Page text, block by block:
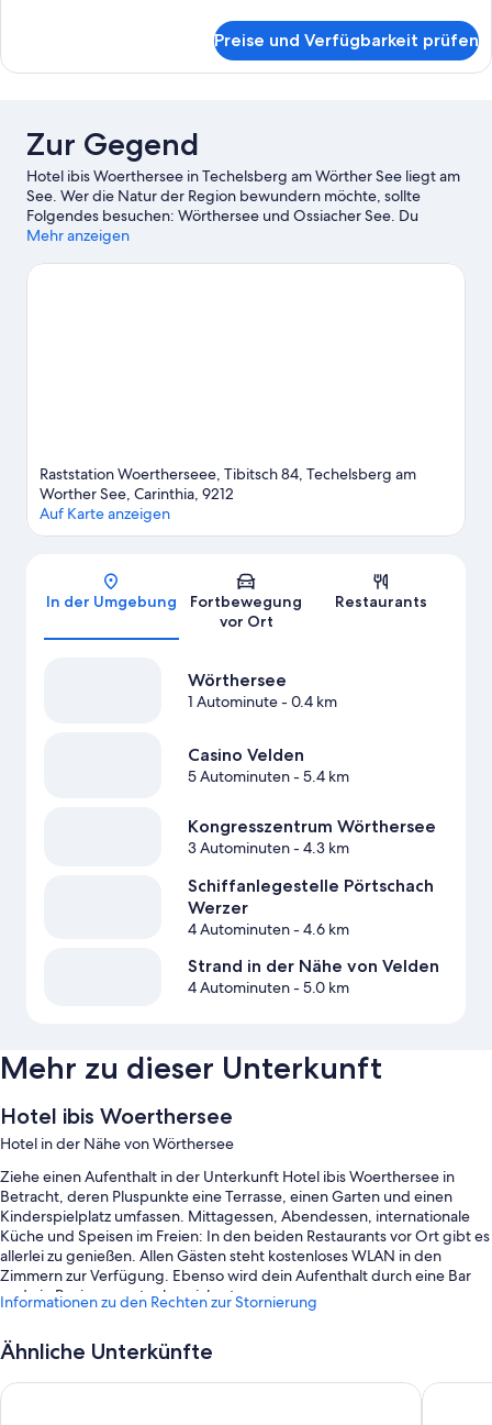
1
Preise und Verfügbarkeit prüfen
Zur Gegend
Hotel ibis Woerthersee in Techelsberg am Wörther See liegt am
See. Wer die Natur der Region bewundern möchte, sollte
Folgendes besuchen: Wörthersee und Ossiacher See. Du
möchtest deinen Aufenthalt in der Stadt mit dem Besuch eines
Dann schau doch einmal hier vorbei: Wörthersee Stadion oder
Mehr anzeigen
Raststation Woertherseee, Tibitsch 84, Techelsberg am
Worther See, Carinthia, 9212
Auf Karte anzeigen
In der Umgebung
Fortbewegung
vor Ort
Restaurants
Wörthersee
1 Autominute- 0.4 km
Casino Velden
5 Autominuten- 5.4 km
Kongresszentrum Wörthersee
3 Autominuten- 4.3 km
Schiffanlegestelle Pörtschach
Werzer
4 Autominuten- 4.6 km
Strand in der Nähe von Velden
4 Autominuten- 5.0 km
Mehr zu dieser Unterkunft
Hotel ibis Woerthersee
Hotel in der Nähe von Wörthersee
Ziehe einen Aufenthalt in der Unterkunft Hotel ibis Woerthersee in
Betracht, deren Pluspunkte eine Terrasse, einen Garten und einen
Kinderspielplatz umfassen. Mittagessen, Abendessen, internationale
Küche und Speisen im Freien: In den beiden Restaurants vor Ort gibt es
allerlei zu genießen. Allen Gästen steht kostenloses WLAN in den
Zimmern zur Verfügung. Ebenso wird dein Aufenthalt durch eine Bar
und ein Businesscenter bereichert.
Extras:
Parken ohne Service (kostenlos)
Informationen zu den Rechten zur Stornierung
Ähnliche Unterkünfte
Garner Hotel Klagenfurt Moser Verdino by IHG ibis